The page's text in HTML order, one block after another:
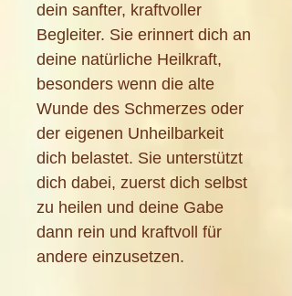
dein sanfter, kraftvoller
Begleiter. Sie erinnert dich an
deine natürliche Heilkraft,
besonders wenn die alte
Wunde des Schmerzes oder
der eigenen Unheilbarkeit
dich belastet. Sie unterstützt
dich dabei, zuerst dich selbst
zu heilen und deine Gabe
dann rein und kraftvoll für
andere einzusetzen.